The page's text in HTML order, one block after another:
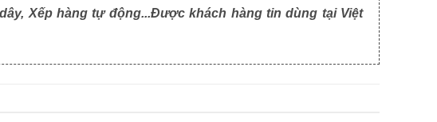
Xếp hàng tự động...Được khách hàng tin dùng tại Việt